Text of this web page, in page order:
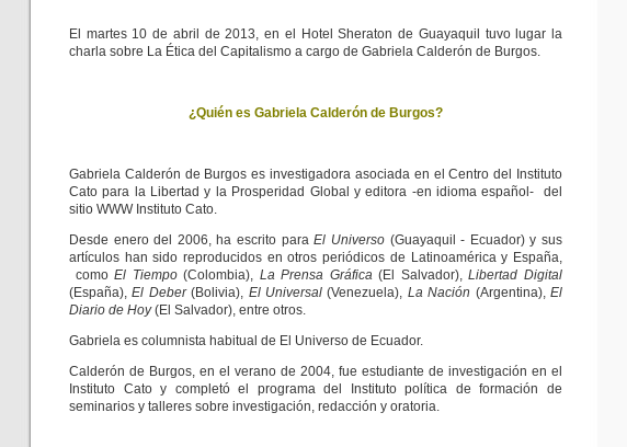
El martes 10 de abril de 2013, en el Hotel Sheraton de Guayaquil tuvo lugar la
charla sobre La Ética del Capitalismo a cargo de Gabriela Calderón de Burgos.
¿Quién es Gabriela Calderón de Burgos?
Gabriela Calderón de Burgos es investigadora asociada en el Centro del Instituto
Cato para la Libertad y la Prosperidad Global y editora -en idioma español- del
sitio WWW Instituto Cato.
Desde enero del 2006, ha escrito paraEl Universo(Guayaquil - Ecuador) y sus
artículos han sido reproducidos en otros periódicos de Latinoamérica y España,
comoEl Tiempo(Colombia), La Prensa Gráfica(El Salvador),Libertad Digital
(España),El Deber(Bolivia), El Universal (Venezuela), La Nación (Argentina),El
Diario de Hoy(El Salvador), entre otros.
Gabriela es columnista habitual de El Universo de Ecuador.
Calderón de Burgos, en el verano de 2004, fue estudiante de investigación en el
Instituto Cato y completó el programa del Instituto política de formación de
seminarios y talleres sobre investigación, redacción y oratoria.